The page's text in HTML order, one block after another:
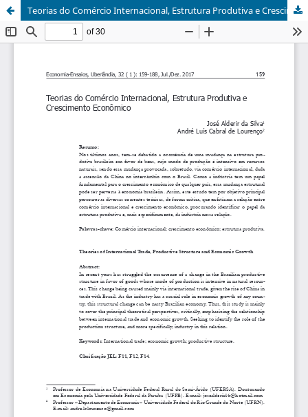
Teorias do Comércio Internacional, Estrutura Produtiva e Crescimento Econômico